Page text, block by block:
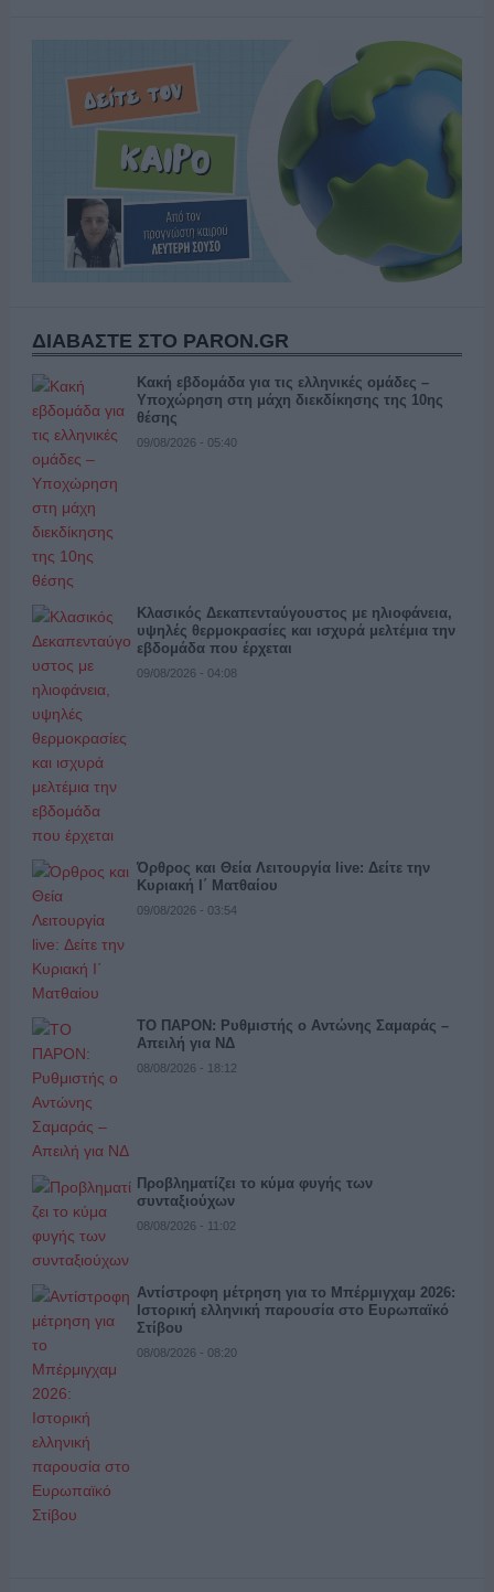
ΔΙΑΒΑΣΤΕ ΣΤΟ PARON.GR
Κακή εβδομάδα για τις ελληνικές ομάδες –
Υποχώρηση στη μάχη διεκδίκησης της 10ης
θέσης
09/08/2026 - 05:40
Κλασικός Δεκαπενταύγουστος με ηλιοφάνεια,
υψηλές θερμοκρασίες και ισχυρά μελτέμια την
εβδομάδα που έρχεται
09/08/2026 - 04:08
Όρθρος και Θεία Λειτουργία live: Δείτε την
Κυριακή Ι΄ Ματθαίου
09/08/2026 - 03:54
ΤΟ ΠΑΡΟΝ: Ρυθμιστής ο Αντώνης Σαμαράς –
Απειλή για ΝΔ
08/08/2026 - 18:12
Προβληματίζει το κύμα φυγής των
συνταξιούχων
08/08/2026 - 11:02
Αντίστροφη μέτρηση για το Μπέρμιγχαμ 2026:
Ιστορική ελληνική παρουσία στο Ευρωπαϊκό
Στίβου
08/08/2026 - 08:20